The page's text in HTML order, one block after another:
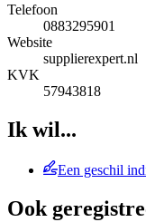
Telefoon
0883295901
Website
supplierexpert.nl
KVK
57943818
Ik wil...
Een geschil
Ook